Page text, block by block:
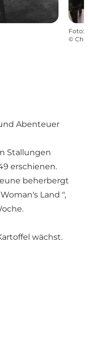
Foto:
©
Abenteuer
Stallungen
erschienen.
beherbergt
Land ",
wächst.